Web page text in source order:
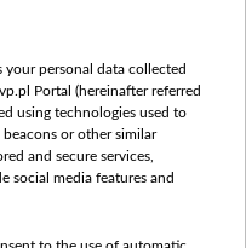
матэрыялаў
your personal data collected
Portal (hereinafter referred
using technologies used to
or other similar
and secure services,
social media features and